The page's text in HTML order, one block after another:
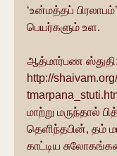
‘உன்மத்தப்
பெயர்களும் உள.
ஆத்மார்பண ஸ்துதி:
http://
மாற்று மருந்தால்
தெளிந்தபின், தம்
காட்டிய